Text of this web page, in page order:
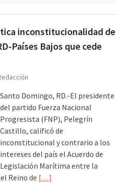
inconstitucionalidad de
Países Bajos que cede
Santo Domingo, RD.-El presidente
del partido Fuerza Nacional
Progresista (FNP), Pelegrín
Castillo, calificó de
inconstitucional y contrario a los
intereses del país el Acuerdo de
Legislación Marítima entre la
Reino de […]